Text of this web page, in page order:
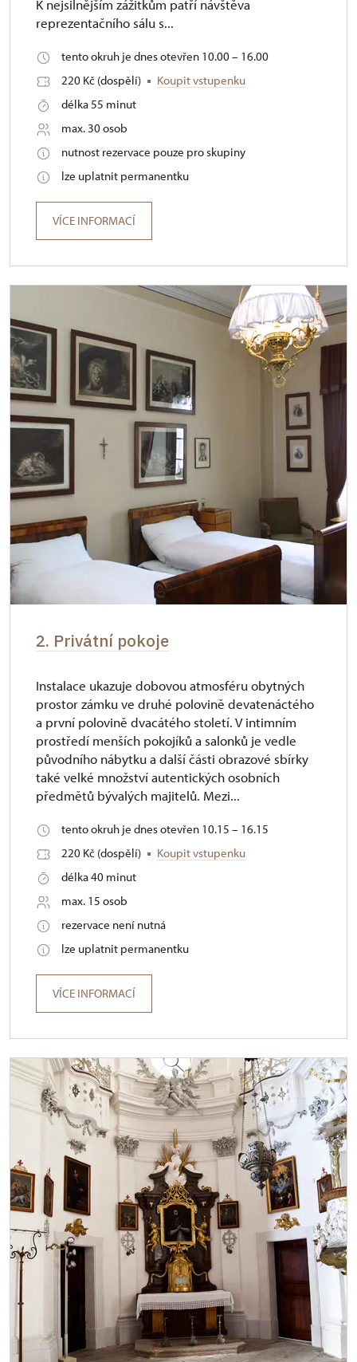
K nejsilnějším zážitkům patří návštěva
reprezentačního sálu s...
tento okruh je dnes otevřen 10.00 – 16.00
220 Kč (dospělí)
Koupit vstupenku
délka 55 minut
max. 30 osob
nutnost rezervace pouze pro skupiny
lze uplatnit permanentku
VÍCE INFORMACÍ
2. Privátní pokoje
Instalace ukazuje dobovou atmosféru obytných
prostor zámku ve druhé polovině devatenáctého
a první polovině dvacátého století. V intimním
prostředí menších pokojíků a salonků je vedle
původního nábytku a další části obrazové sbírky
také velké množství autentických osobních
předmětů bývalých majitelů. Mezi...
tento okruh je dnes otevřen 10.15 – 16.15
220 Kč (dospělí)
Koupit vstupenku
délka 40 minut
max. 15 osob
rezervace není nutná
lze uplatnit permanentku
VÍCE INFORMACÍ